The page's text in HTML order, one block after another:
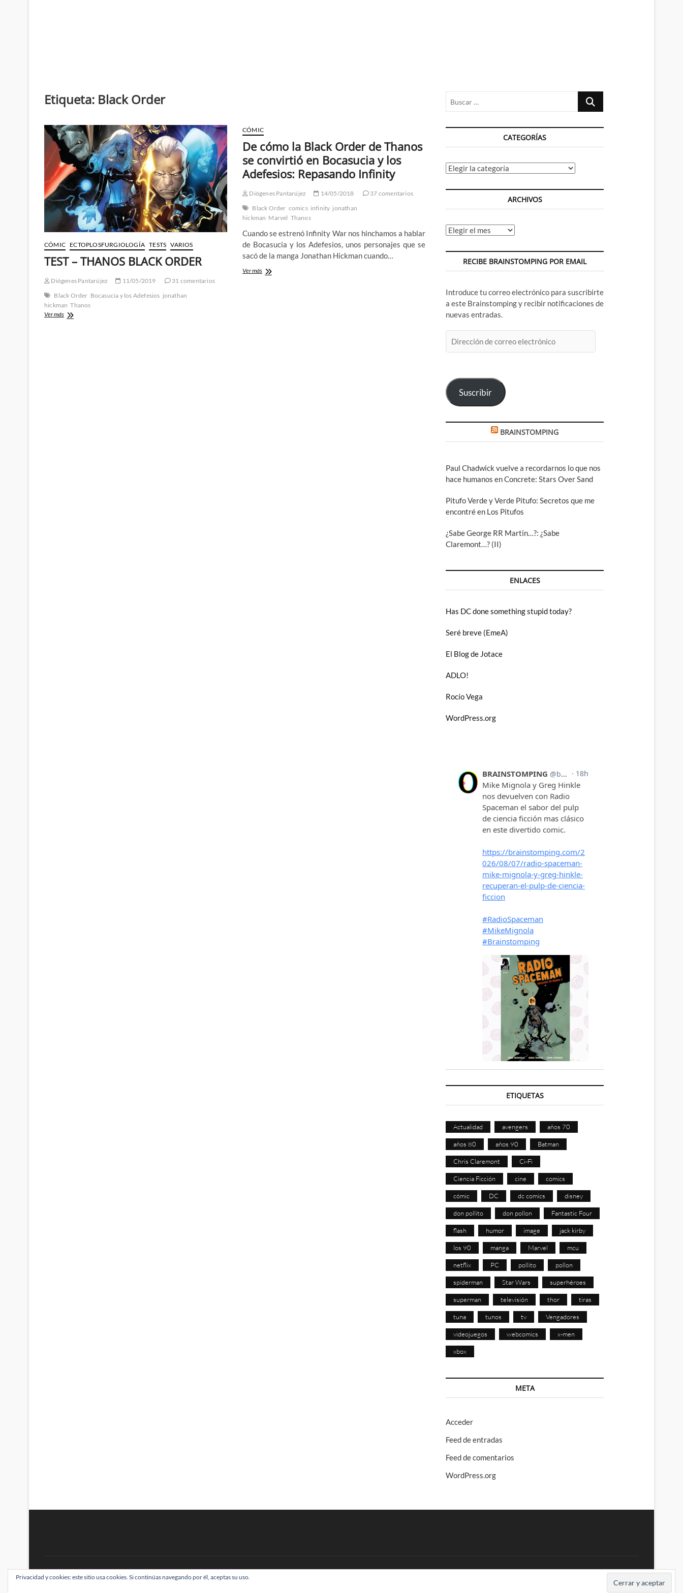
Etiqueta: Black Order
CÓMIC ECTOPLOSFURGIOLOGÍA TESTS VARIOS
TEST – THANOS BLACK ORDER
Diógenes Pantarújez 11/05/2019
31 comentarios
Black Order Bocasucia y los Adefesios jonathan
hickman Thanos
Ver másTEST
CÓMIC
De cómo la Black Order de Thanos
se convirtió en Bocasucia y los
Adefesios: Repasando Infinity
Diógenes Pantarújez 14/05/2018
37 comentarios
Black Order comics infinity jonathan
hickman Marvel Thanos
Cuando se estrenó Infinity War nos hinchamos a hablar
de Bocasucia y los Adefesios, unos personajes que se
sacó de la manga Jonathan Hickman cuando…
Ver másDe
Buscar
CATEGORÍAS
Categorías
ARCHIVOS
Archivos
RECIBE BRAINSTOMPING POR EMAIL
Introduce tu correo electrónico para suscribirte
a este Brainstomping y recibir notificaciones de
nuevas entradas.
de
Suscribir
BRAINSTOMPING
Paul Chadwick vuelve a recordarnos lo que nos
hace humanos en Concrete: Stars Over Sand
Pitufo Verde y Verde Pitufo: Secretos que me
encontré en Los Pitufos
¿Sabe George RR Martin…?: ¿Sabe
Claremont…? (II)
ENLACES
Has DC done something stupid today?
Seré breve (EmeA)
El Blog de Jotace
ADLO!
Rocío Vega
WordPress.org
ETIQUETAS
Actualidad avengers años 70
años 80 años 90 Batman
Chris Claremont Ci-Fi
Ciencia Ficción cine comics
cómic DC dc comics disney
don pollito don pollon Fantastic Four
flash humor image jack kirby
los 90 manga Marvel mcu
netflix PC pollito pollon
spiderman Star Wars superhéroes
superman televisión thor tiras
tuna tunos tv Vengadores
videojuegos webcomics x-men
xbox
META
Acceder
Feed de entradas
Feed de comentarios
WordPress.org
BRAINSTOMPING| Diseñado por:Theme Freesia|WordPress| © Todos los derechos reservados
Privacidad y cookies: este sitio usa cookies. Si continúas navegando por él, aceptas su uso.